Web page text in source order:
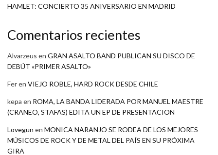
HAMLET: CONCIERTO 35 ANIVERSARIO EN MADRID
Comentarios recientes
Alvarzeus en GRAN ASALTO BAND PUBLICAN SU DISCO DE
DEBÚT «PRIMER ASALTO»
Feren VIEJO ROBLE, HARD ROCK DESDE CHILE
kepa en ROMA, LA BANDA LIDERADA POR MANUEL MAESTRE
(CRANEO, STAFAS) EDITA UN EP DE PRESENTACION
Lovegun en MONICA NARANJO SE RODEA DE LOS MEJORES
MÚSICOS DE ROCK Y DE METAL DEL PAÍS EN SU PRÓXIMA
GIRA